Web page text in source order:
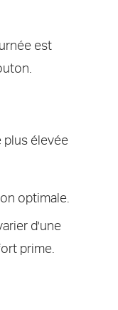
est
plus élevée
optimale.
d'une
prime.